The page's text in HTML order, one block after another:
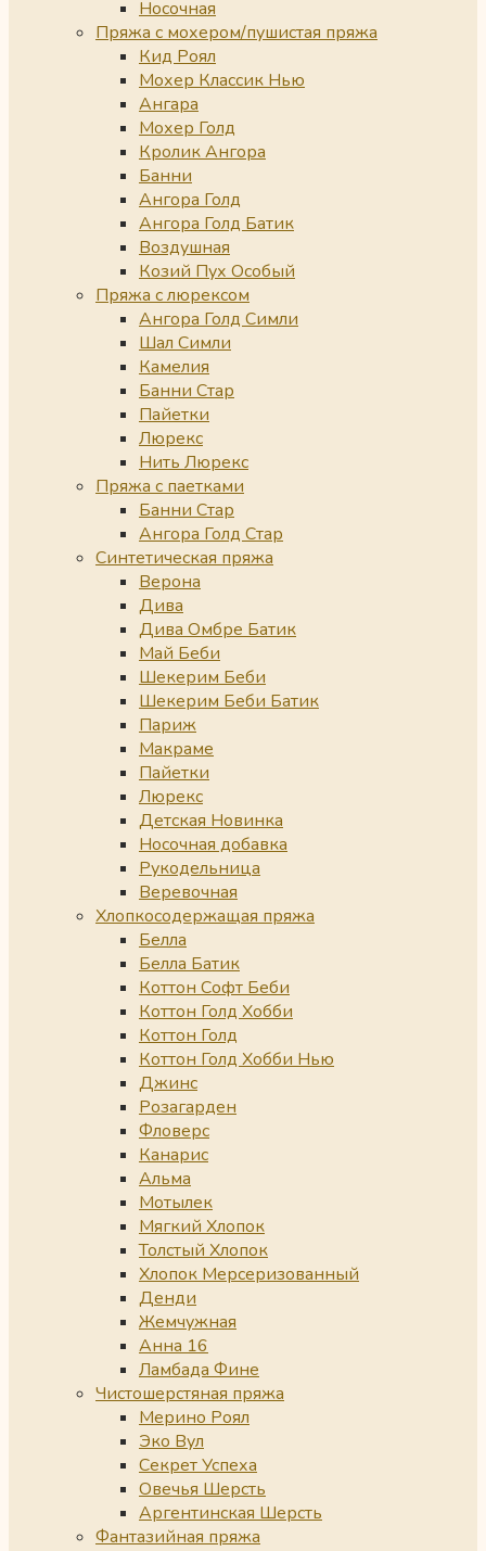
Носочная
Пряжа с мохером/пушистая пряжа
Кид Роял
Мохер Классик Нью
Ангара
Мохер Голд
Кролик Ангора
Банни
Ангора Голд
Ангора Голд Батик
Воздушная
Козий Пух Особый
Пряжа с люрексом
Ангора Голд Симли
Шал Симли
Камелия
Банни Стар
Пайетки
Люрекс
Нить Люрекс
Пряжа с паетками
Банни Стар
Ангора Голд Стар
Синтетическая пряжа
Верона
Дива
Дива Омбре Батик
Май Беби
Шекерим Беби
Шекерим Беби Батик
Париж
Макраме
Пайетки
Люрекс
Детская Новинка
Носочная добавка
Рукодельница
Веревочная
Хлопкосодержащая пряжа
Белла
Белла Батик
Коттон Софт Беби
Коттон Голд Хобби
Коттон Голд
Коттон Голд Хобби Нью
Джинс
Розагарден
Фловерс
Канарис
Альма
Мотылек
Мягкий Хлопок
Толстый Хлопок
Хлопок Мерсеризованный
Денди
Жемчужная
Анна 16
Ламбада Фине
Чистошерстяная пряжа
Мерино Роял
Эко Вул
Секрет Успеха
Овечья Шерсть
Аргентинская Шерсть
Фантазийная пряжа